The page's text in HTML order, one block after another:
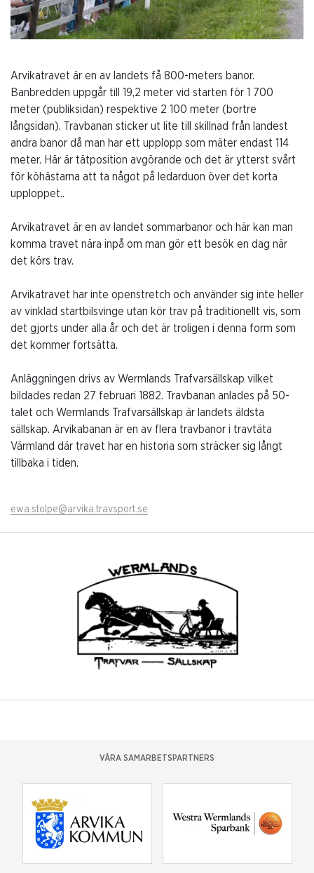
Arvikatravet är en av landets få 800-meters banor.
Banbredden uppgår till 19,2 meter vid starten för 1 700
meter (publiksidan) respektive 2 100 meter (bortre
långsidan). Travbanan sticker ut lite till skillnad från landest
andra banor då man har ett upplopp som mäter endast 114
meter. Här är tätposition avgörande och det är ytterst svårt
för köhästarna att ta något på ledarduon över det korta
upploppet..
Arvikatravet är en av landet sommarbanor och här kan man
komma travet nära inpå om man gör ett besök en dag när
det körs trav.
Arvikatravet har inte openstretch och använder sig inte heller
av vinklad startbilsvinge utan kör trav på traditionellt vis, som
det gjorts under alla år och det är troligen i denna form som
det kommer fortsätta.
Anläggningen drivs av Wermlands Trafvarsällskap vilket
bildades redan 27 februari 1882. Travbanan anlades på 50-
talet och Wermlands Trafvarsällskap är landets äldsta
sällskap. Arvikabanan är en av flera travbanor i travtäta
Värmland där travet har en historia som sträcker sig långt
tillbaka i tiden.
ewa.stolpe@arvika.travsport.se
VÅRA SAMARBETSPARTNERS